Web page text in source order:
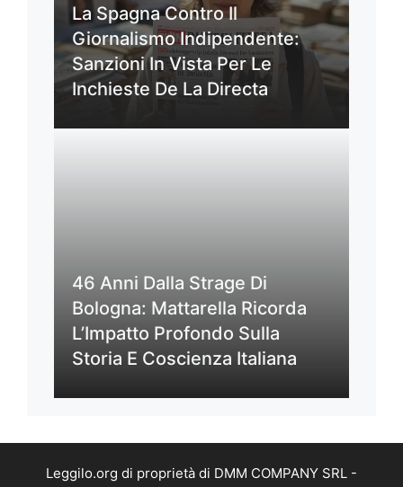
La Spagna Contro Il
Giornalismo Indipendente:
Sanzioni In Vista Per Le
Inchieste De La Directa
46 Anni Dalla Strage Di
Bologna: Mattarella Ricorda
L’Impatto Profondo Sulla
Storia E Coscienza Italiana
Leggilo.org di proprietà di DMM COMPANY SRL -